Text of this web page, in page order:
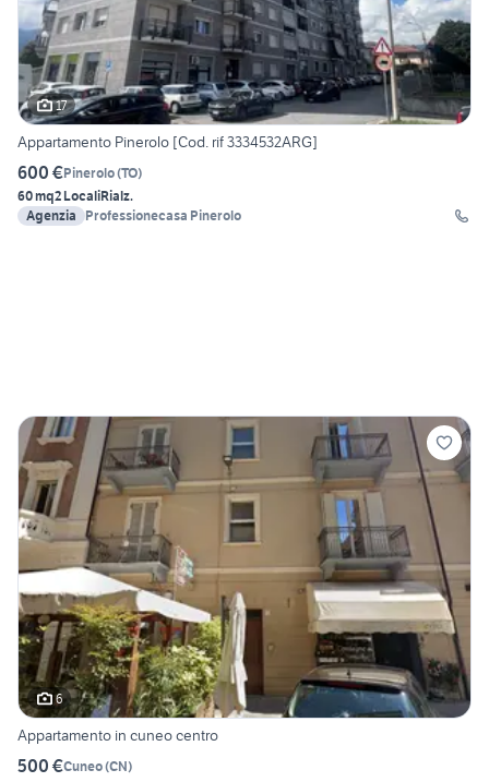
17
Appartamento Pinerolo [Cod. rif 3334532ARG]
600 €Pinerolo(TO)
60 mq2 LocaliRialz.
Agenzia
Professionecasa Pinerolo
6
Appartamento in cuneo centro
500 €Cuneo(CN)